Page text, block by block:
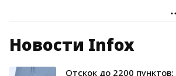
Новости Infox
Отскок до 2200 пунктов: